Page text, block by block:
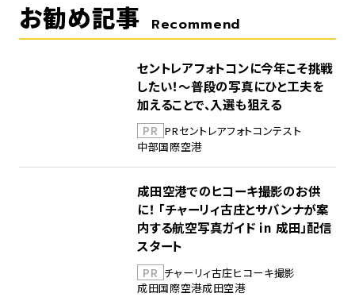
お勧め記事 Recommend
セントレアフォトコンに今年こそ挑戦
したい！～普段の写真にひと工夫を
加えることで、入選も狙える
PR PRセントレアフォトコンテスト
中部国際空港
成田空港でのヒコーキ撮影のお供
に！ 「チャーリィ古庄とサバンナが案
内する航空写真ガイド in 成田」配信
スタート
PR チャーリィ古庄ヒコーキ撮影
成田国際空港成田空港